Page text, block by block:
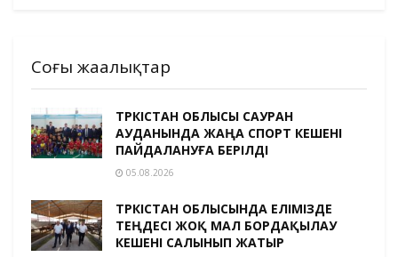
Соңғы жаңалықтар
ТҮРКІСТАН ОБЛЫСЫ САУРАН
АУДАНЫНДА ЖАҢА СПОРТ КЕШЕНІ
ПАЙДАЛАНУҒА БЕРІЛДІ
05.08.2026
ТҮРКІСТАН ОБЛЫСЫНДА ЕЛІМІЗДЕ
ТЕҢДЕСІ ЖОҚ МАЛ БОРДАҚЫЛАУ
КЕШЕНІ САЛЫНЫП ЖАТЫР